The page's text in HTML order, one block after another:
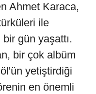
Ahmet Karaca,
ile
gün yaşattı.
bir çok albüm
yetiştirdiği
en önemli